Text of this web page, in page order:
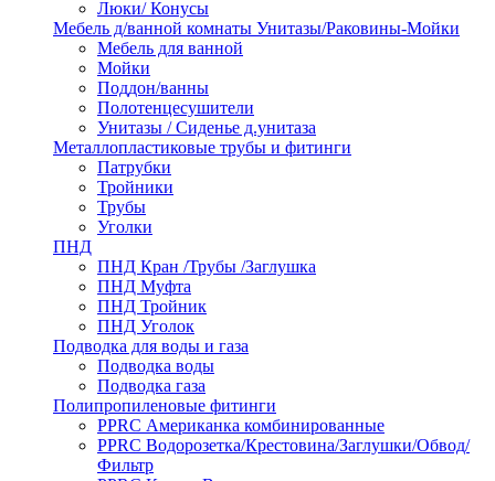
Люки/ Конусы
Мебель д/ванной комнаты Унитазы/Раковины-Мойки
Мебель для ванной
Мойки
Поддон/ванны
Полотенцесушители
Унитазы / Сиденье д.унитаза
Металлопластиковые трубы и фитинги
Патрубки
Тройники
Трубы
Уголки
ПНД
ПНД Кран /Трубы /Заглушка
ПНД Муфта
ПНД Тройник
ПНД Уголок
Подводка для воды и газа
Подводка воды
Подводка газа
Полипропиленовые фитинги
PPRC Американка комбинированные
PPRC Водорозетка/Крестовина/Заглушки/Обвод/
Фильтр